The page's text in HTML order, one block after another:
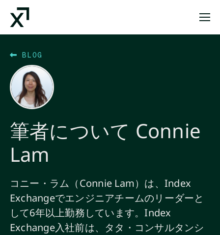
Index Exchange Home page
BLOG
筆者について Connie
Lam
コニー・ラム（Connie Lam）は、Index
Exchangeでエンジニアチームのリーダーと
して6年以上勤務しています。Index
Exchange入社前は、タタ・コンサルタンシ